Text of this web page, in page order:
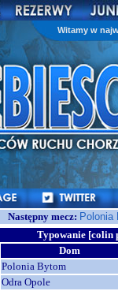
Witamy w
Następny mecz:
Typowanie [colin
Dom
Polonia Bytom
Odra Opole